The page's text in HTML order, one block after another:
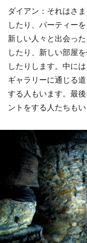
ダイアン：それはさ
したり、パーティー
新しい人々と出会っ
したり、新しい部屋
したりします。中に
ギャラリーに通じる
する人もいます。最
ントをする人たちもい